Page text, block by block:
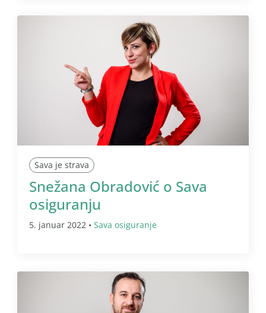
Sava je strava
Snežana Obradović o Sava
osiguranju
5. januar 2022 • Sava osiguranje